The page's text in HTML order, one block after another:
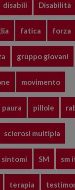
disabili Disabilità
fatica forza
gruppo giovani
movimento
paura pillole
sclerosi multipla
sintomi SM sm
terapia